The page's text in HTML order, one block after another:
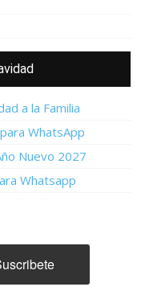
a la Familia
WhatsApp
Nuevo 2027
Whatsapp